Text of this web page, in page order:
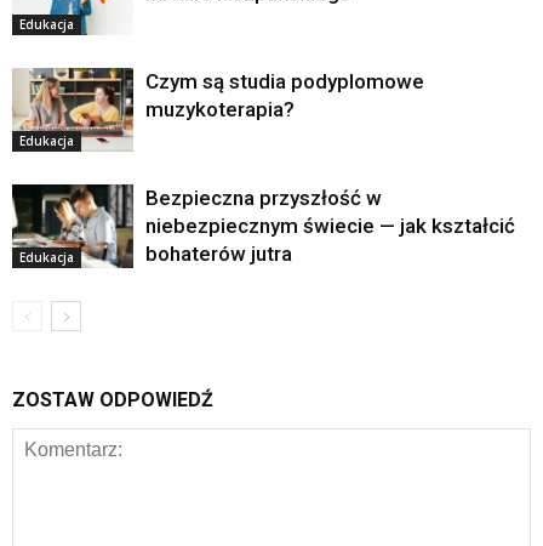
Edukacja
Edukacja
Czym są studia podyplomowe
muzykoterapia?
Edukacja
Bezpieczna przyszłość w
niebezpiecznym świecie — jak kształcić
bohaterów jutra
ZOSTAW ODPOWIEDŹ